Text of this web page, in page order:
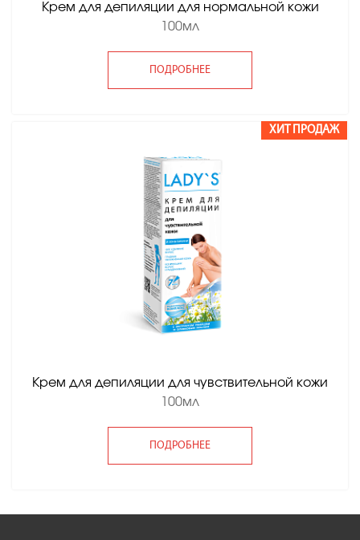
Крем для депиляции для нормальной кожи
100мл
ПОДРОБНЕЕ
Крем для депиляции для чувствительной кожи
100мл
ПОДРОБНЕЕ
ХИТ ПРОДАЖ